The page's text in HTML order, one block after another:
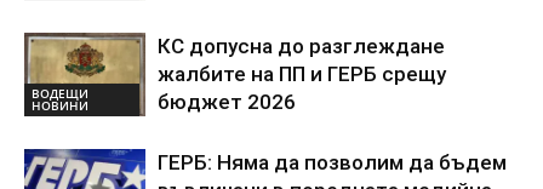
ВОДЕЩИ
НОВИНИ
КС допусна до разглеждане
жалбите на ПП и ГЕРБ срещу
бюджет 2026
ГЕРБ: Няма да позволим да бъдем